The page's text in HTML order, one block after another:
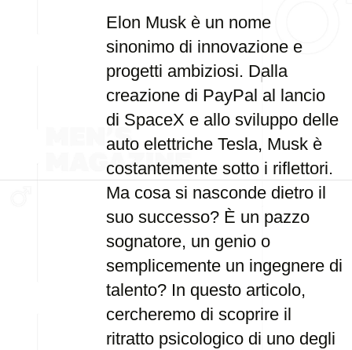
Elon Musk è un nome
sinonimo di innovazione e
progetti ambiziosi. Dalla
creazione di PayPal al lancio
di SpaceX e allo sviluppo delle
auto elettriche Tesla, Musk è
costantemente sotto i riflettori.
Ma cosa si nasconde dietro il
suo successo? È un pazzo
sognatore, un genio o
semplicemente un ingegnere di
talento? In questo articolo,
cercheremo di scoprire il
ritratto psicologico di uno degli